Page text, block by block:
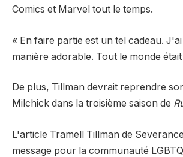
Comics et Marvel tout le temps.
« En faire partie est un tel cadeau.
manière adorable. Tout le monde
De plus, Tillman devrait reprendre
Milchick dans la troisième saison de
L'article Tramell Tillman de
message pour la communauté